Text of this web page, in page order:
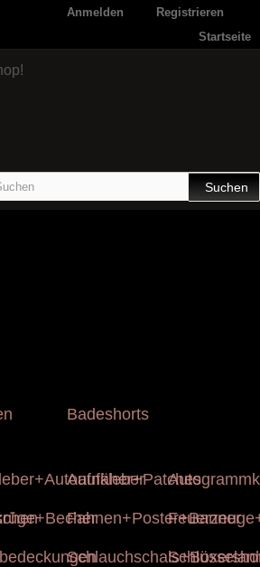
Registrieren
Anmelden
Startseite
Suchen
Badeshorts
Aufnäher+Patches
Fahnen+Poster+Banner